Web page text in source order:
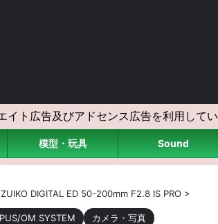
イト広告及びアドセンス広告を利用して
模型・玩具 Sound
DIGITAL ED 50-200mm F2.8 IS PRO >
OM SYSTEM カメラ・写真